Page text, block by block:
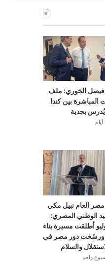
فيصل الخوري: ملف
المباشرة بين كندا
يُدرس بجدية
العام نبيل مكي
الوطني المصري:
أطلقت مسيرة بناء
ورسّخت دور مصر في
والسلام
واحد